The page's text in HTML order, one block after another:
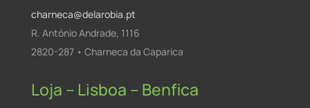
charneca@delarobia.pt
R. António Andrade, 1116
2820-287 • Charneca da Caparica
Loja – Lisboa – Benfica